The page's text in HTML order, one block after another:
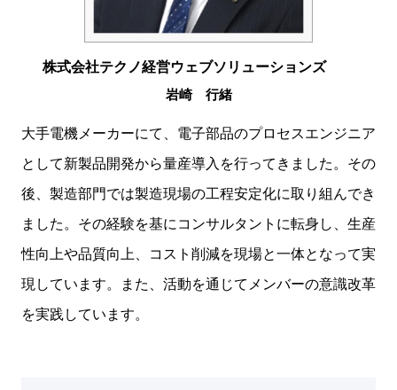
株式会社テクノ経営ウェブソリューションズ
岩崎 行緒
大手電機メーカーにて、電子部品のプロセスエンジニア
として新製品開発から量産導入を行ってきました。その
後、製造部門では製造現場の工程安定化に取り組んでき
ました。その経験を基にコンサルタントに転身し、生産
性向上や品質向上、コスト削減を現場と一体となって実
現しています。また、活動を通じてメンバーの意識改革
を実践しています。